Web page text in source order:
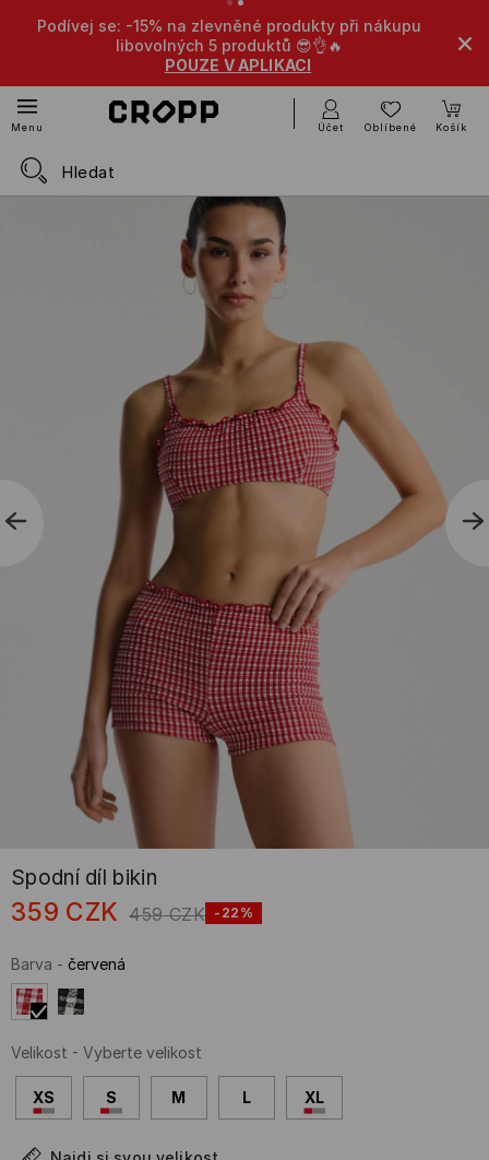
Podívej se: -15% na zlevněné produkty při nákupu
libovolných 5 produktů 😎👌🔥
POUZE V APLIKACI
Menu Účet Oblíbené Košík
Spodní díl bikin
359 CZK 459 CZK -22%
Barva - červená
Velikost - Vyberte velikost
XS S M L XL